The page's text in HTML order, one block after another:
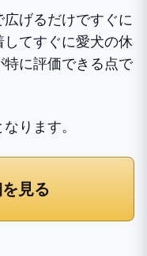
げるだけですぐに
てすぐに愛犬の休
に評価できる点で
ります。
見る